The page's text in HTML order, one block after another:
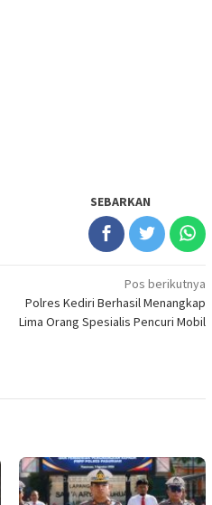
SEBARKAN
Pos berikutnya
Polres Kediri Berhasil Menangkap
Lima Orang Spesialis Pencuri Mobil